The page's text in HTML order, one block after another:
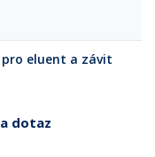
pro eluent a závit
dotaz